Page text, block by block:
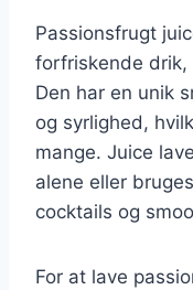
Passionsfrugt
forfriskende
Den har en unik
og syrlighed,
mange. Juice
alene eller
cocktails og
For at lave